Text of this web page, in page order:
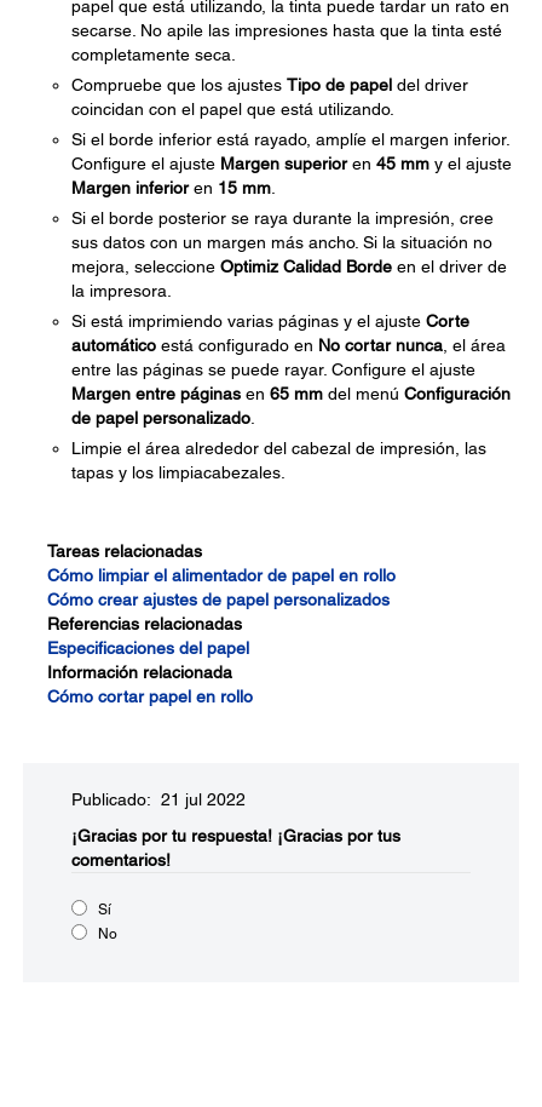
papel que está utilizando, la tinta puede tardar un rato en
secarse. No apile las impresiones hasta que la tinta esté
completamente seca.
Compruebe que los ajustes Tipo de papel del driver
coincidan con el papel que está utilizando.
Si el borde inferior está rayado, amplíe el margen inferior.
Configure el ajuste Margen superioren 45 mm y el ajuste
Margen inferioren 15 mm
Si el borde posterior se raya durante la impresión, cree
sus datos con un margen más ancho. Si la situación no
mejora, seleccione Optimiz Calidad Borde en el driver de
la impresora.
Si está imprimiendo varias páginas y el ajuste Corte
automático está configurado en No cortar nunca , el área
entre las páginas se puede rayar. Configure el ajuste
Margen entre páginas en 65 mm del menú Configuración
de papel personalizado
Limpie el área alrededor del cabezal de impresión, las
tapas y los limpiacabezales.
Tareas relacionadas
Cómo limpiar el alimentador de papel en rollo
Cómo crear ajustes de papel personalizados
Referencias relacionadas
Especificaciones del papel
Información relacionada
Cómo cortar papel en rollo
Publicado: 21 jul 2022
¡Gracias por tu respuesta! ¡Gracias por tus
comentarios!
Sí
No